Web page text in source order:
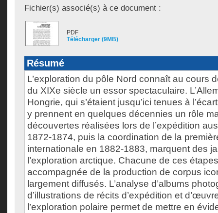
Fichier(s) associé(s) à ce document :
PDF
Télécharger (9MB)
Résumé
L’exploration du pôle Nord connaît au cours
du XIXe siècle un essor spectaculaire.
Hongrie, qui s’étaient jusqu’ici tenues à
y prennent en quelques décennies un rôle
découvertes réalisées lors de l’expédition
1872-1874, puis la coordination de la
internationale en 1882-1883, marquent des
l’exploration arctique. Chacune de ces
accompagnée de la production de corpus
largement diffusés. L’analyse d’albums
d’illustrations de récits d’expédition et
l’exploration polaire permet de mettre en